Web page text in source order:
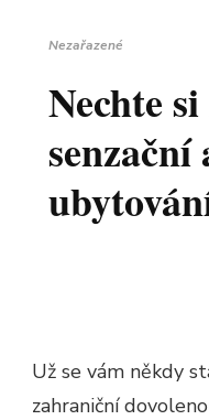
Nezařazené
Nechte
senzační
Už se vám někdy
zahraniční